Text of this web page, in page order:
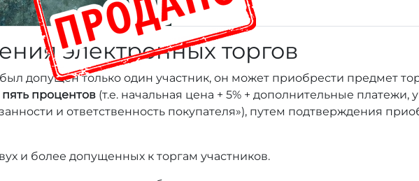
электронных торгов
был допущен только один участник, он может приобрести предмет
процентов (т.е. начальная цена + 5% + дополнительные платежи,
и ответственность покупателя»), путем подтверждения
и более допущенных к торгам участников.